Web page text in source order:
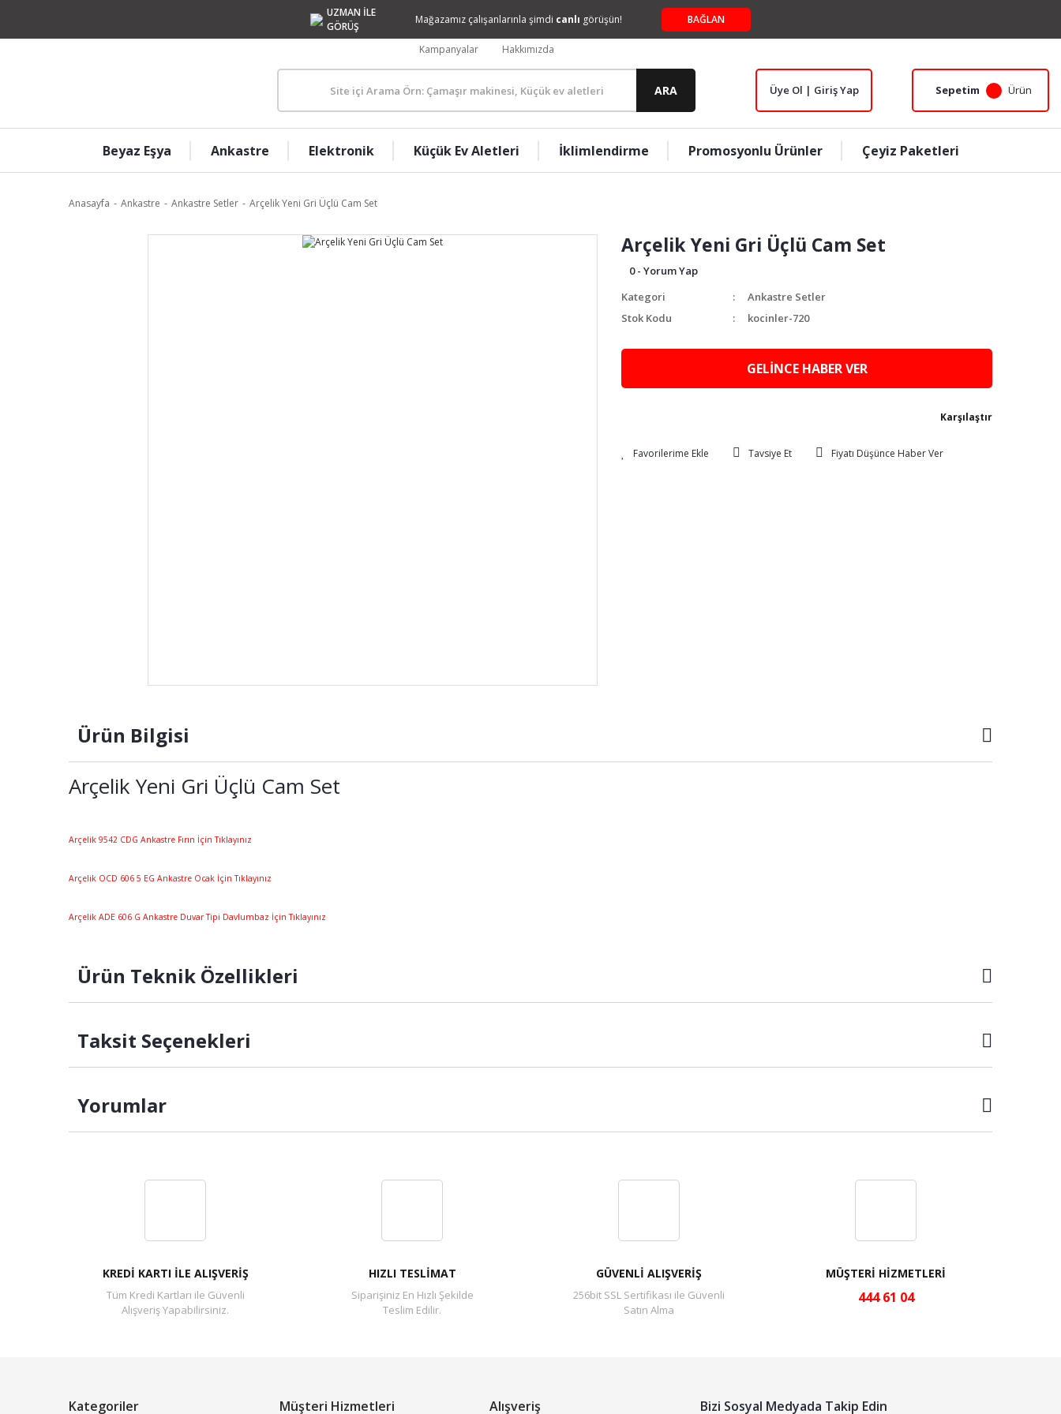
UZMAN İLE
GÖRÜŞ
Mağazamız çalışanlarınla şimdi canlı görüşün! BAĞLAN
Kampanyalar Hakkımızda
ARA Üye Ol | Giriş Yap Sepetim Ürün
Beyaz Eşya Ankastre Elektronik Küçük Ev Aletleri İklimlendirme Promosyonlu Ürünler Çeyiz Paketleri
Anasayfa Ankastre Ankastre Setler Arçelik Yeni Gri Üçlü Cam Set
Arçelik Yeni Gri Üçlü Cam Set
0 - Yorum Yap
Kategori
Ankastre Setler
Stok Kodu
kocinler-720
GELİNCE HABER VER
Karşılaştır
Tavsiye Et Fiyatı Düşünce Haber Ver
Ürün Bilgisi
Arçelik Yeni Gri Üçlü Cam Set
Arçelik 9542 CDG Ankastre Fırın İçin Tıklayınız
Arçelik OCD 606 5 EG Ankastre Ocak İçin Tıklayınız
Arçelik ADE 606 G Ankastre Duvar Tipi Davlumbaz İçin Tıklayınız
Ürün Teknik Özellikleri
Taksit Seçenekleri
Yorumlar
KREDİ KARTI İLE ALIŞVERİŞ
Tüm Kredi Kartları ile Güvenli
Alışveriş Yapabilirsiniz.
HIZLI TESLİMAT
Siparişiniz En Hızlı Şekilde
Teslim Edilir.
GÜVENLİ ALIŞVERİŞ
256bit SSL Sertifikası ile Güvenli
Satın Alma
MÜŞTERİ HİZMETLERİ
444 61 04
Kategoriler Müşteri Hizmetleri Alışveriş Bizi Sosyal Medyada Takip Edin